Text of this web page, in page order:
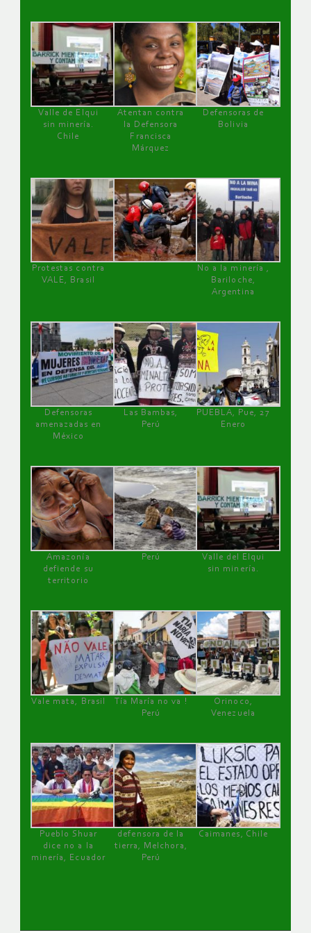
Valle de Elqui
sin minería.
Chile
Atentan contra
la Defensora
Francisca
Márquez
Defensoras de
Bolivia
Protestas contra
VALE, Brasil
No a la minería ,
Bariloche,
Argentina
Defensoras
amenazadas en
México
Las Bambas,
Perú
PUEBLA, Pue, 27
Enero
Amazonía
defiende su
territorio
Perú
Valle del Elqui
sin minería.
Vale mata, Brasil
Tía María no va !
Perú
Orinoco,
Venezuela
Pueblo Shuar
dice no a la
minería, Ecuador
defensora de la
tierra, Melchora,
Perú
Caimanes, Chile